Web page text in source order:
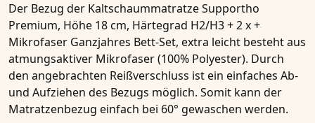
Der Bezug der Kaltschaummatratze Supportho
Premium, Höhe 18 cm, Härtegrad H2/H3 + 2 x +
Mikrofaser Ganzjahres Bett-Set, extra leicht besteht aus
atmungsaktiver Mikrofaser(100% Polyester). Durch
den angebrachten Reißverschluss ist ein einfaches Ab-
und Aufziehen des Bezugs möglich. Somit kann der
Matratzenbezug einfach bei 60° gewaschen werden.